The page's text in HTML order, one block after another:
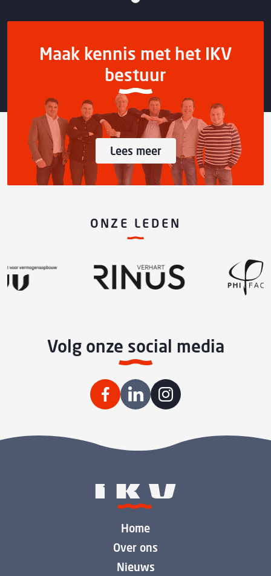
Maak kennis met het IKV
bestuur
Lees meer
ONZE LEDEN
Volg onze social media
Home
Over ons
Nieuws